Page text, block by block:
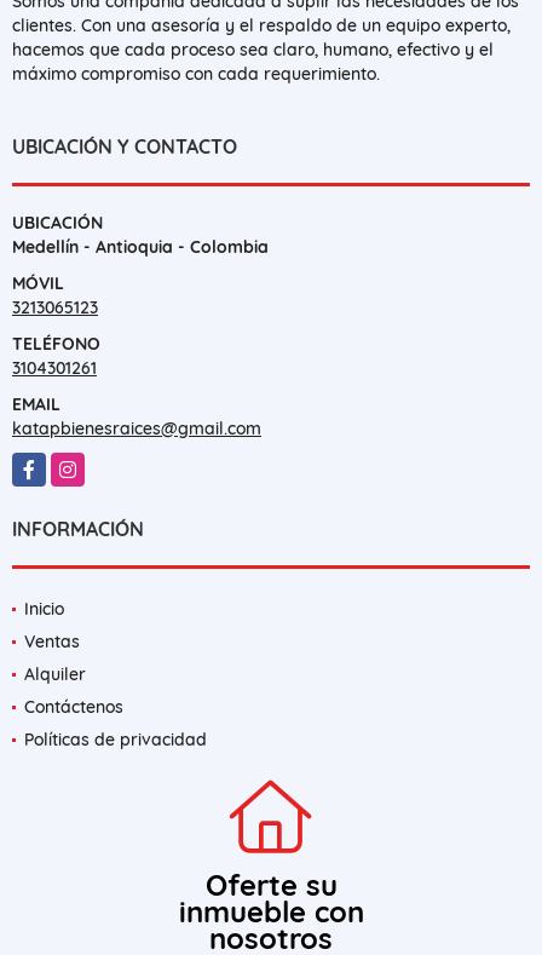
clientes. Con una asesoría y el respaldo de un equipo experto,
hacemos que cada proceso sea claro, humano, efectivo y el
máximo compromiso con cada requerimiento.
UBICACIÓN Y CONTACTO
UBICACIÓN
Medellín - Antioquia - Colombia
MÓVIL
3213065123
TELÉFONO
3104301261
EMAIL
katapbienesraices@gmail.com
FacebookInstagram
INFORMACIÓN
Inicio
Ventas
Alquiler
Contáctenos
Políticas de privacidad
Oferte su
inmueble con
nosotros